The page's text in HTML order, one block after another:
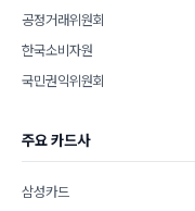
공정거래위원회
한국소비자원
국민권익위원회
주요 카드사
삼성카드